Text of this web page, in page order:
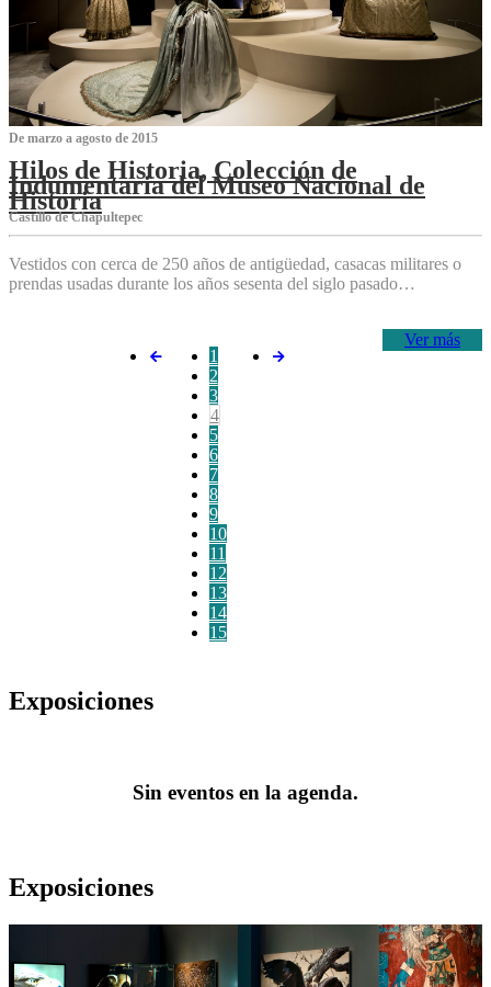
De marzo a agosto de 2015
Hilos de Historia, Colección de
Indumentaria del Museo Nacional de
Historia
Castillo de Chapultepec
Vestidos con cerca de 250 años de antigüedad, casacas militares o
prendas usadas durante los años sesenta del siglo pasado…
Ver más
1
2
3
4
5
6
7
8
9
10
11
12
13
14
15
Exposiciones
Sin eventos en la agenda.
Exposiciones